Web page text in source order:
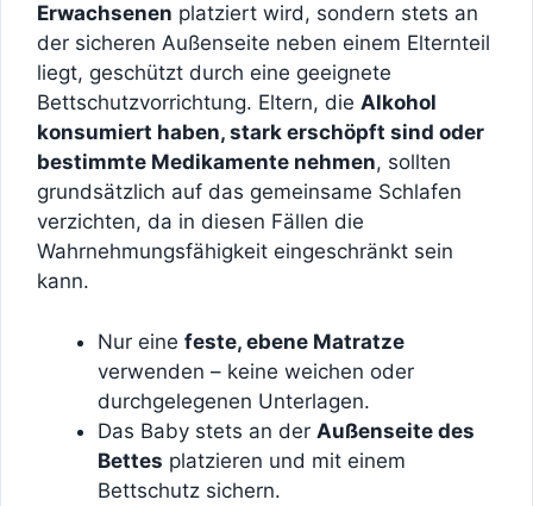
Erwachsenen platziert wird, sondern stets an
der sicheren Außenseite neben einem Elternteil
liegt, geschützt durch eine geeignete
Bettschutzvorrichtung. Eltern, die Alkohol
konsumiert haben, stark erschöpft sind oder
bestimmte Medikamente nehmen, sollten
grundsätzlich auf das gemeinsame Schlafen
verzichten, da in diesen Fällen die
Wahrnehmungsfähigkeit eingeschränkt sein
kann.
Nur eine feste, ebene Matratze
verwenden – keine weichen oder
durchgelegenen Unterlagen.
Das Baby stets an der Außenseite des
Bettes platzieren und mit einem
Bettschutz sichern.